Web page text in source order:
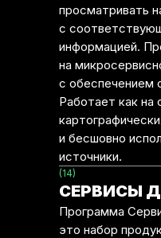
просматривать
с
информацией.
на
с обеспечением
Работает как на
и бесшовно
источники.
(14)
СЕРВИСЫ
Программа
это набор